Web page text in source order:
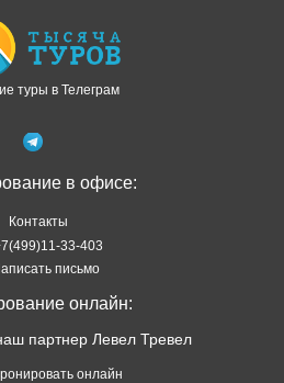
туры в Телеграм
в офисе:
Контакты
33-403
письмо
онлайн:
партнер Левел Тревел
онлайн